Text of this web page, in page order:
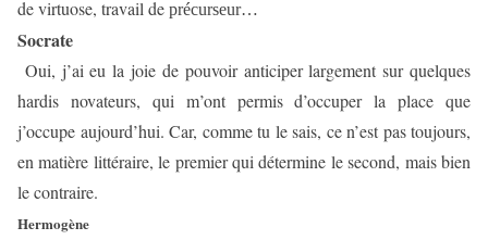
de virtuose, travail de précurseur…
Socrate
Oui, j’ai eu la joie de pouvoir anticiper largement sur quelques
hardis novateurs, qui m’ont permis d’occuper la place que
j’occupe aujourd’hui. Car, comme tu le sais, ce n’est pas toujours,
en matière littéraire, le premier qui détermine le second, mais bien
le contraire.
Hermogène